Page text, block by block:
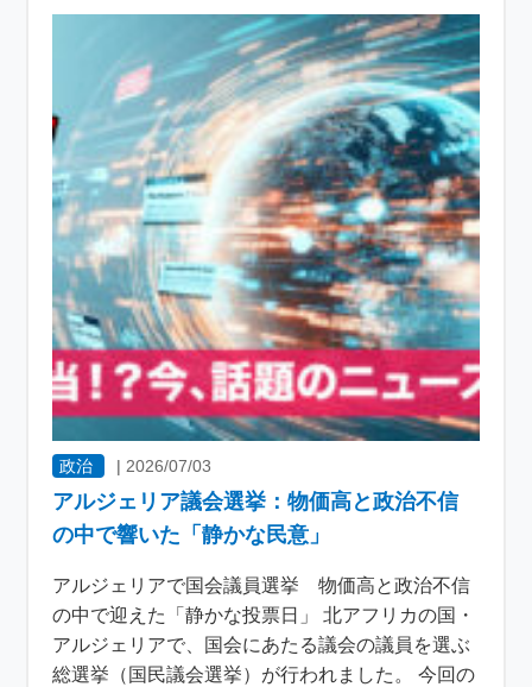
政治 | 2026/07/03
アルジェリア議会選挙：物価高と政治不信
の中で響いた「静かな民意」
アルジェリアで国会議員選挙 物価高と政治不信
の中で迎えた「静かな投票日」 北アフリカの国・
アルジェリアで、国会にあたる議会の議員を選ぶ
総選挙（国民議会選挙）が行われました。 今回の